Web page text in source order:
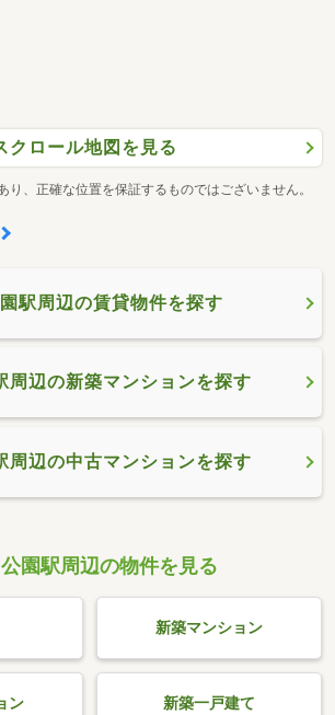
クロール地図を見る
り、正確な位置を保証するものではございません。
駅周辺の賃貸物件を探す
周辺の新築マンションを探す
周辺の中古マンションを探す
園駅周辺の物件を見る
新築マンション
ン 新築一戸建て